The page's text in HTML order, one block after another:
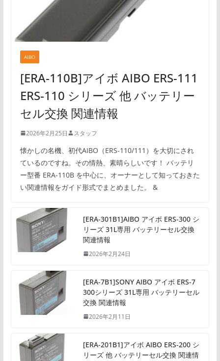
AIBO
[ERA-110B]アイボ AIBO ERS-111
ERS-110 シリーズ 他 バッテリー
セル交換 関連情報
2026年2月25日 スタッフ
懐かしの名機、初代AIBO（ERS-110/111）を大切にされ
ているのですね。その情熱、素晴らしいです！ バッテリ
ー型番 ERA-110B を中心に、オーナーとして知っておきた
い関連情報をガイド形式でまとめました。 &
[ERA-301B1]AIBO アイボ ERS-300 シ
リーズ 31L専用 バッテリーセル交換
関連情報
2026年2月24日
[ERA-7B1]SONY AIBO アイボ ERS-7
300シリーズ 31L専用 バッテリーセル
交換 関連情報
2026年2月11日
[ERA-201B1]アイボ AIBO ERS-200 シ
リーズ 他 バッテリーセル交換 関連情